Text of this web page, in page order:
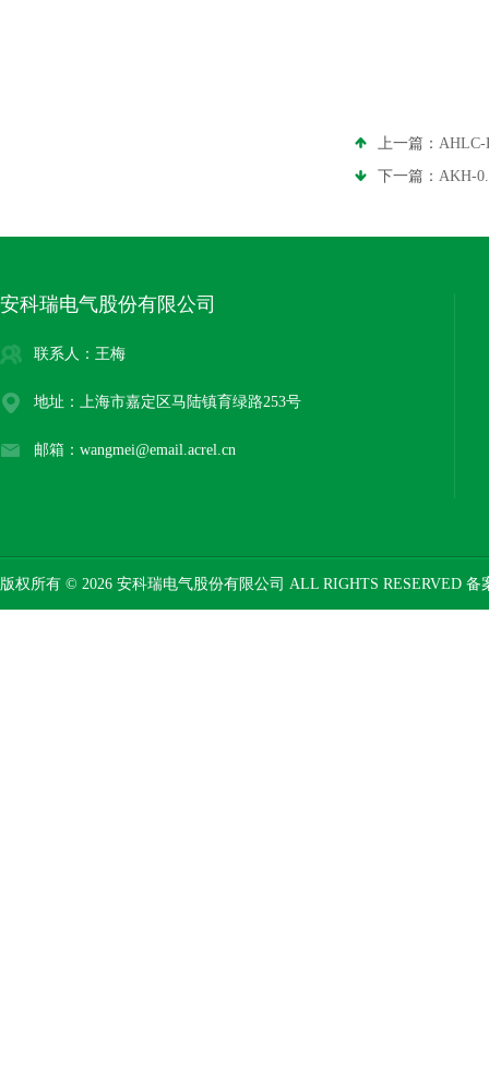
上一篇： AHLC-
下一篇： AKH-
安科瑞电气股份有限公司
联系人：王梅
地址：上海市嘉定区马陆镇育绿路253号
邮箱：wangmei@email.acrel.cn
版权所有 © 2026 安科瑞电气股份有限公司 ALL RIGHTS RESERVED 备